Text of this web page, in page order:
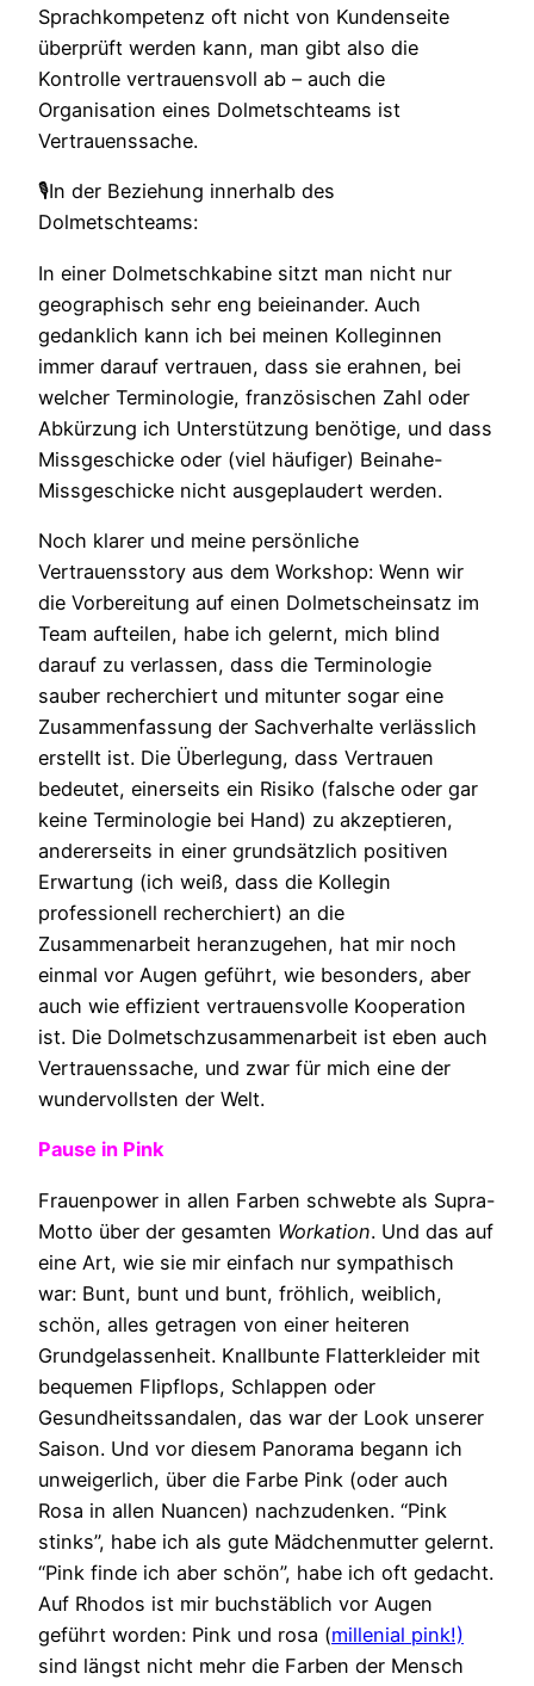
Sprachkompetenz oft nicht von Kundenseite
überprüft werden kann, man gibt also die
Kontrolle vertrauensvoll ab – auch die
Organisation eines Dolmetschteams ist
Vertrauenssache.
🎙️In der Beziehung innerhalb des
Dolmetschteams:
In einer Dolmetschkabine sitzt man nicht nur
geographisch sehr eng beieinander. Auch
gedanklich kann ich bei meinen Kolleginnen
immer darauf vertrauen, dass sie erahnen, bei
welcher Terminologie, französischen Zahl oder
Abkürzung ich Unterstützung benötige, und dass
Missgeschicke oder (viel häufiger) Beinahe-
Missgeschicke nicht ausgeplaudert werden.
Noch klarer und meine persönliche
Vertrauensstory aus dem Workshop: Wenn wir
die Vorbereitung auf einen Dolmetscheinsatz im
Team aufteilen, habe ich gelernt, mich blind
darauf zu verlassen, dass die Terminologie
sauber recherchiert und mitunter sogar eine
Zusammenfassung der Sachverhalte verlässlich
erstellt ist. Die Überlegung, dass Vertrauen
bedeutet, einerseits ein Risiko (falsche oder gar
keine Terminologie bei Hand) zu akzeptieren,
andererseits in einer grundsätzlich positiven
Erwartung (ich weiß, dass die Kollegin
professionell recherchiert) an die
Zusammenarbeit heranzugehen, hat mir noch
einmal vor Augen geführt, wie besonders, aber
auch wie effizient vertrauensvolle Kooperation
ist. Die Dolmetschzusammenarbeit ist eben auch
Vertrauenssache, und zwar für mich eine der
wundervollsten der Welt.
Pause in Pink
Frauenpower in allen Farben schwebte als Supra-
Motto über der gesamten Workation. Und das auf
eine Art, wie sie mir einfach nur sympathisch
war: Bunt, bunt und bunt, fröhlich, weiblich,
schön, alles getragen von einer heiteren
Grundgelassenheit. Knallbunte Flatterkleider mit
bequemen Flipflops, Schlappen oder
Gesundheitssandalen, das war der Look unserer
Saison. Und vor diesem Panorama begann ich
unweigerlich, über die Farbe Pink (oder auch
Rosa in allen Nuancen) nachzudenken. “Pink
stinks”, habe ich als gute Mädchenmutter gelernt.
“Pink finde ich aber schön”, habe ich oft gedacht.
Auf Rhodos ist mir buchstäblich vor Augen
geführt worden: Pink und rosa (millenial pink!)
sind längst nicht mehr die Farben der Mensch